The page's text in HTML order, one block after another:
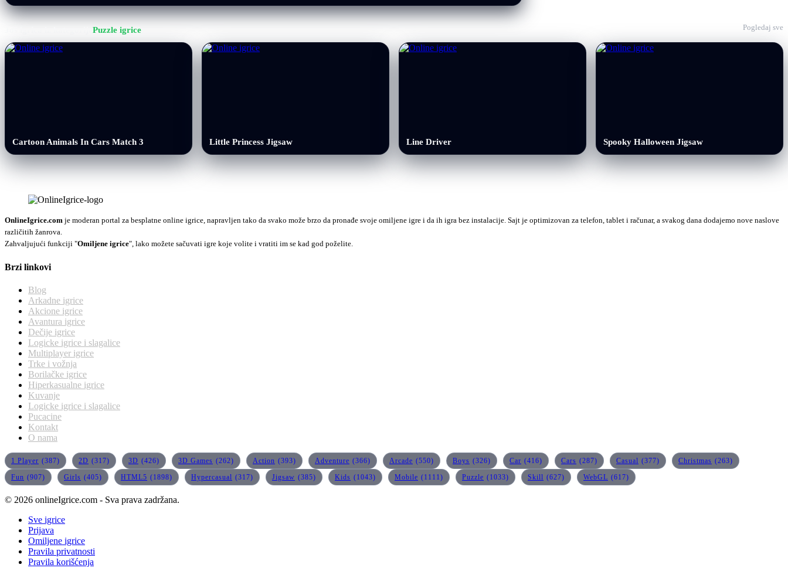
Puzzle igrice Pogledaj sve
Cartoon Animals In Cars Match 3 Little Princess Jigsaw Line Driver Spooky Halloween Jigsaw
OnlineIgrice.com je moderan portal za besplatne online igrice, napravljen tako da svako može brzo da pronađe svoje omiljene igre i da ih igra bez instalacije. Sajt je optimizovan za telefon, tablet i računar, a svakog dana dodajemo nove naslove
različitih žanrova.
Zahvaljujući funkciji "Omiljene igrice", lako možete sačuvati igre koje volite i vratiti im se kad god poželite.
Brzi linkovi
Blog
Arkadne igrice
Akcione igrice
Avantura igrice
Dečije igrice
Logicke igrice i slagalice
Multiplayer igrice
Trke i vožnja
Borilačke igrice
Hiperkasualne igrice
Kuvanje
Logicke igrice i slagalice
Pucacine
Kontakt
O nama
1 Player (387) 2D (317) 3D (426) 3D Games (262) Action (393) Adventure (366) Arcade (550) Boys (326) Car (416) Cars (287) Casual (377) Christmas (263)
Fun (907) Girls (405) HTML5 (1898) Hypercasual (317) Jigsaw (385) Kids (1043) Mobile (1111) Puzzle (1033) Skill (627) WebGL (617)
© 2026 onlineIgrice.com - Sva prava zadržana.
Sve igrice
Prijava
Omiljene igrice
Pravila privatnosti
Pravila korišćenja